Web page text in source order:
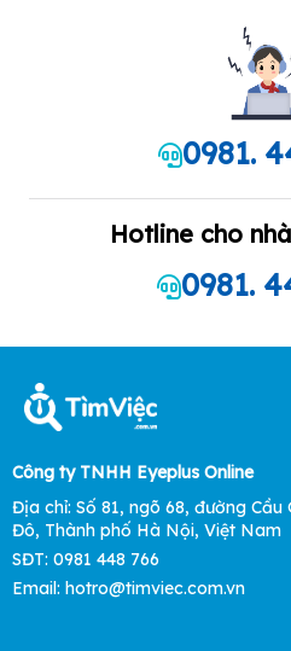
0981.
Hotline cho
0981.
Công ty TNHH Eyeplus Online
Địa chỉ: Số 81, ngõ 68, đường
Đô, Thành phố Hà Nội, Việt Nam
SĐT: 0981 448 766
Email: hotro@timviec.com.vn